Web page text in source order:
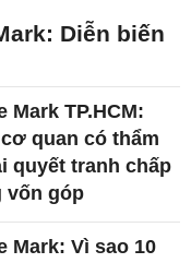
Diễn biến
Mark TP.HCM:
quan có thẩm
quyết tranh chấp
vốn góp
Mark: Vì sao 10